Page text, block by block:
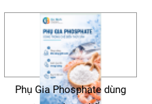
Phụ Gia Phosphate dùng